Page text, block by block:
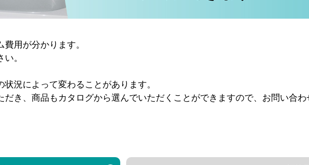
用が分かります。
。
況によって変わることがあります。
だき、商品もカタログから選んでいただくことができますので、お問い合